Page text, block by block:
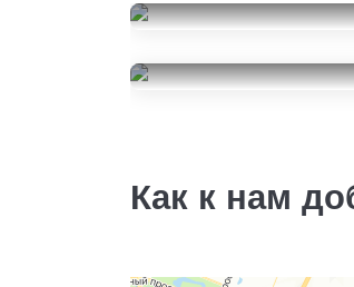
33000
Как к нам